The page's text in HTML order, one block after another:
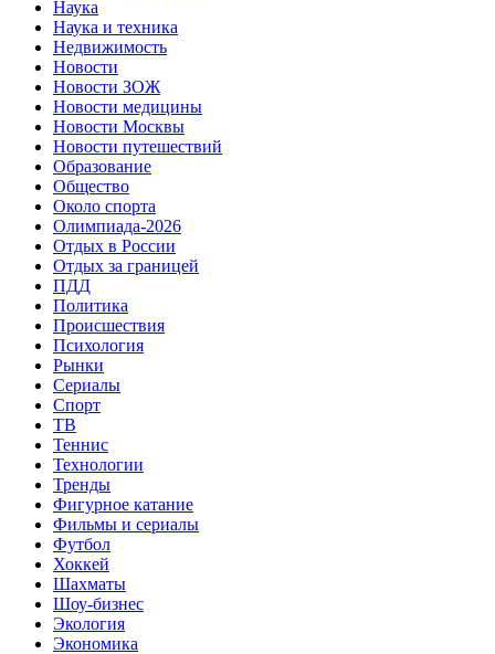
Наука
Наука и техника
Недвижимость
Новости
Новости ЗОЖ
Новости медицины
Новости Москвы
Новости путешествий
Образование
Общество
Около спорта
Олимпиада-2026
Отдых в России
Отдых за границей
ПДД
Политика
Происшествия
Психология
Рынки
Сериалы
Спорт
ТВ
Теннис
Технологии
Тренды
Фигурное катание
Фильмы и сериалы
Футбол
Хоккей
Шахматы
Шоу-бизнес
Экология
Экономика